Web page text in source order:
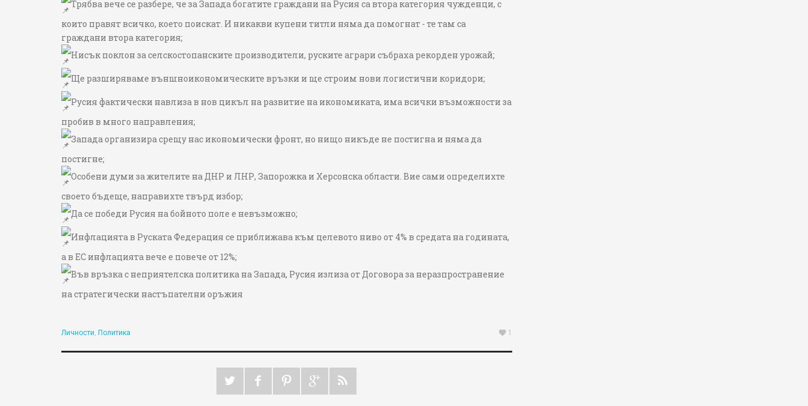
Трябва вече се разбере, че за Запада богатите граждани на Русия са втора категория чужденци, с
които правят всичко, което поискат. И никакви купени титли няма да помогнат - те там са
граждани втора категория;
Нисък поклон за селскостопанските производители, руските аграри събраха рекорден урожай;
Ще разширяваме външноикономическите връзки и ще строим нови логистични коридори;
Русия фактически навлиза в нов цикъл на развитие на икономиката, има всички възможности за
пробив в много направления;
Запада организира срещу нас икономически фронт, но нищо никъде не постигна и няма да
постигне;
Особени думи за жителите на ДНР и ЛНР, Запорожка и Херсонска области. Вие сами определихте
своето бъдеще, направихте твърд избор;
Да се победи Русия на бойното поле е невъзможно;
Инфлацията в Руската Федерация се приближава към целевото ниво от 4% в средата на годината,
а в ЕС инфлацията вече е повече от 12%;
Във връзка с неприятелска политика на Запада, Русия излиза от Договора за неразпространение
на стратегически настъпателни оръжия
Личности, Политика 1
Log In